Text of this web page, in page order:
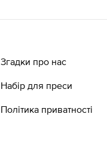
Згадки про нас
Набір для преси
Політика приватності